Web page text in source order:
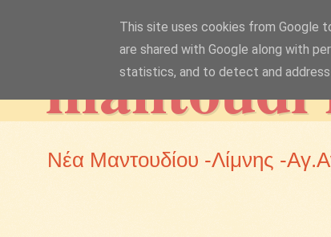
mantoudi
Νέα Μαντουδίου -Λίμνης -
This site uses cookies from Google
are shared with Google along with
statistics, and to detect and address